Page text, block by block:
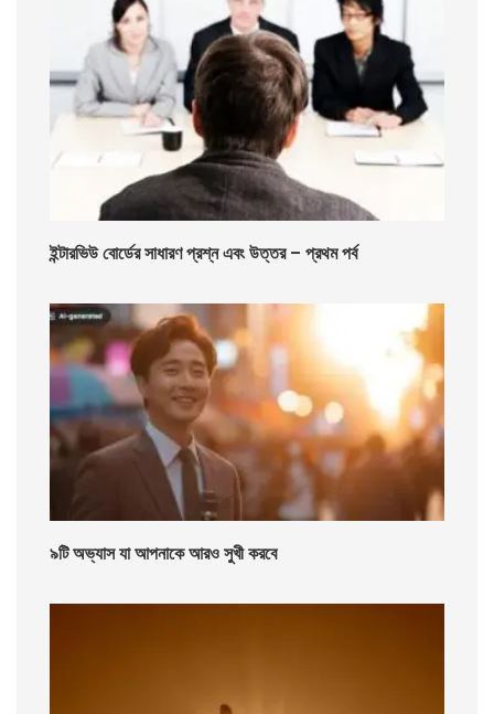
ইন্টারভিউ বোর্ডের সাধারণ প্রশ্ন এবং উত্তর – প্রথম পর্ব
৯টি অভ্যাস যা আপনাকে আরও সুখী করবে